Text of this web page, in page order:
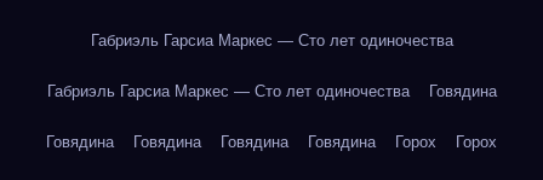
Габриэль Гарсиа Маркес — Сто лет одиночества
Габриэль Гарсиа Маркес — Сто лет одиночества Говядина
Говядина Говядина Говядина Говядина Горох Горох